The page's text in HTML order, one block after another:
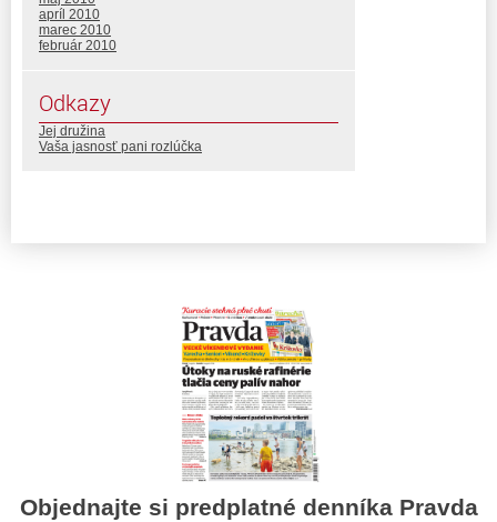
apríl 2010
marec 2010
február 2010
Odkazy
Jej družina
Vaša jasnosť pani rozlúčka
Objednajte si predplatné denníka Pravda